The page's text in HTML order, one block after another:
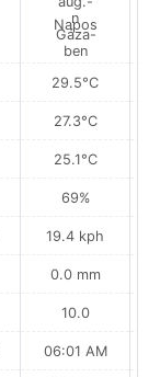
Napos
29.5°C
27.3°C
25.1°C
69%
19.4 kph
0.0 mm
10.0
06:01 AM